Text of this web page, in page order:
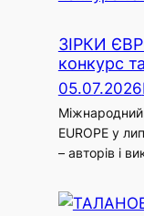
ЗІРКИ
конкурс
05.07.2026
Міжнародний
EUROPE у
– авторів і